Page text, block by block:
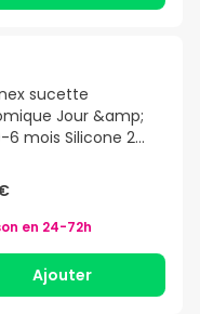
sucette
Jour &amp;
6 mois Silicone 2
en 24-72h
Ajouter